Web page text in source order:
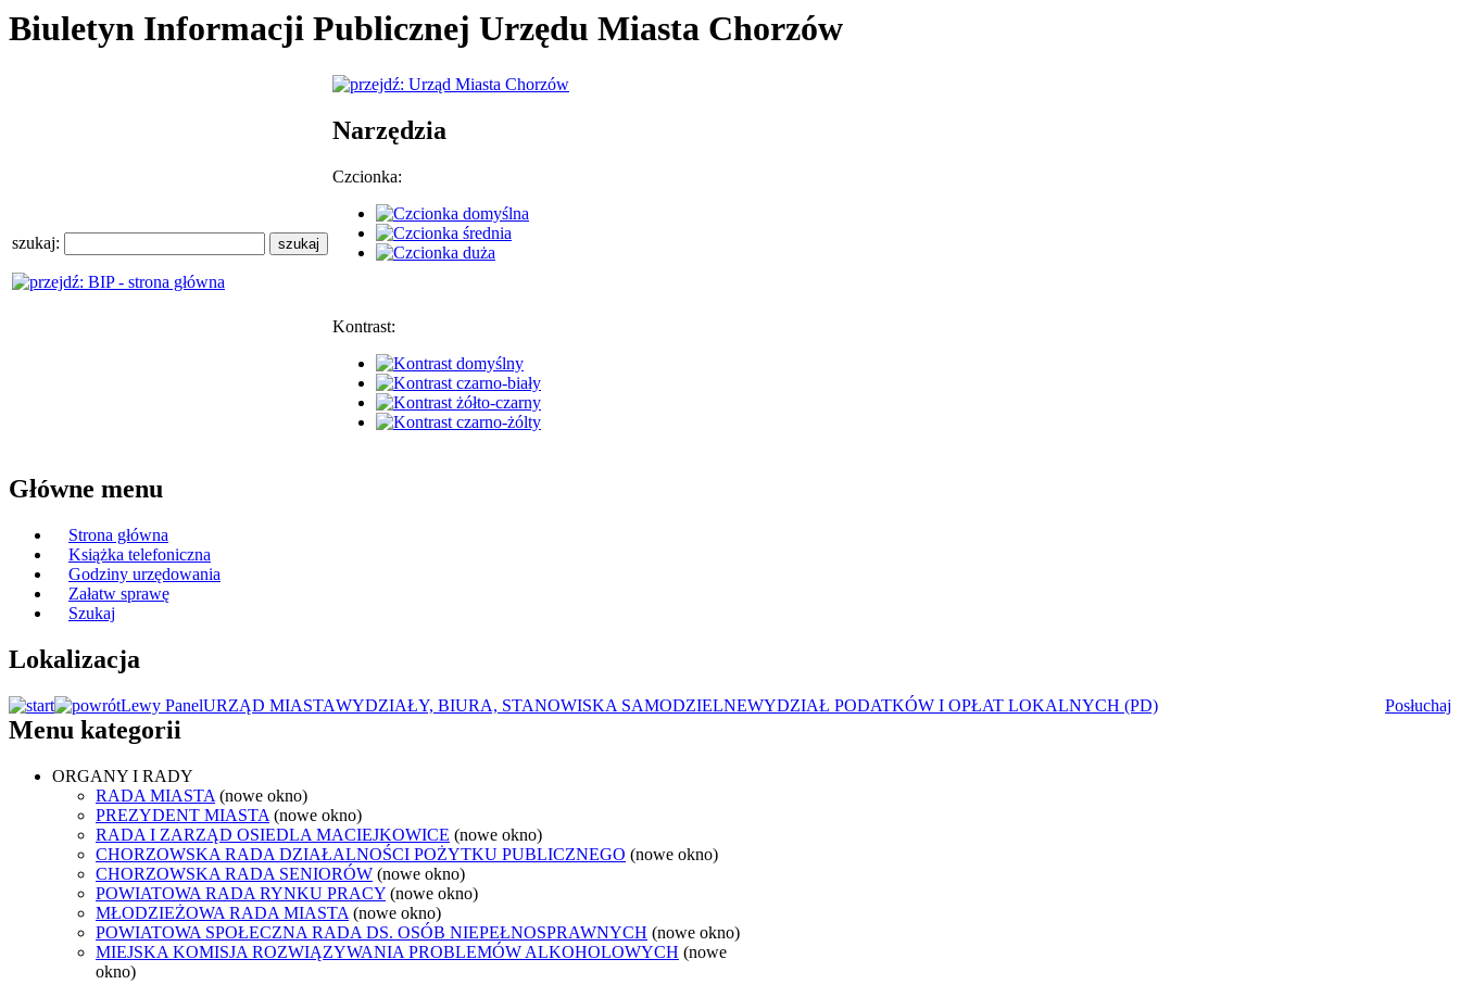
Biuletyn Informacji Publicznej Urzędu Miasta Chorzów
szukaj:
Narzędzia
Czcionka:
Kontrast:
Główne menu
Strona główna
Książka telefoniczna
Godziny urzędowania
Załatw sprawę
Szukaj
Lokalizacja
Posłuchaj
Lewy PanelURZĄD MIASTAWYDZIAŁY, BIURA, STANOWISKA SAMODZIELNEWYDZIAŁ PODATKÓW I OPŁAT LOKALNYCH (PD)
Menu kategorii
ORGANY I RADY
RADA MIASTA (nowe okno)
PREZYDENT MIASTA (nowe okno)
RADA I ZARZĄD OSIEDLA MACIEJKOWICE (nowe okno)
CHORZOWSKA RADA DZIAŁALNOŚCI POŻYTKU PUBLICZNEGO (nowe okno)
CHORZOWSKA RADA SENIORÓW (nowe okno)
POWIATOWA RADA RYNKU PRACY (nowe okno)
MŁODZIEŻOWA RADA MIASTA (nowe okno)
POWIATOWA SPOŁECZNA RADA DS. OSÓB NIEPEŁNOSPRAWNYCH (nowe okno)
MIEJSKA KOMISJA ROZWIĄZYWANIA PROBLEMÓW ALKOHOLOWYCH (nowe
okno)